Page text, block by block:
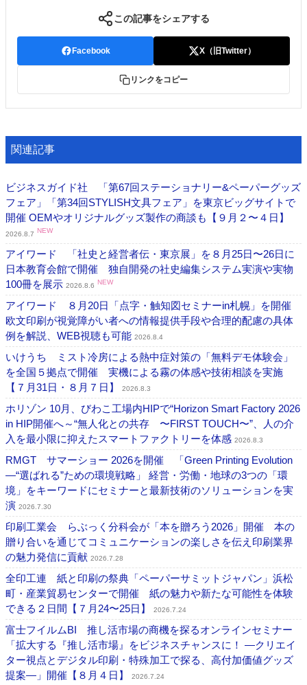
この記事をシェアする
Facebook X（旧Twitter）
リンクをコピー
関連記事
ビジネスガイド社 「第67回ステーショナリー&ペーパーグッズ
フェア」「第34回STYLISH文具フェア」を東京ビッグサイトで
開催 OEMやオリジナルグッズ製作の商談も【９月２〜４日】
2026.8.7 NEW
アイワード 「社史と経営者伝・東京展」を８月25日〜26日に
日本教育会館で開催 独自開発の社史編集システム実演や実物
100冊を展示 2026.8.6 NEW
アイワード ８月20日「点字・触知図セミナーin札幌」を開催
欧文印刷が視覚障がい者への情報提供手段や合理的配慮の具体
例を解説、WEB視聴も可能 2026.8.4
いけうち ミスト冷房による熱中症対策の「無料デモ体験会」
を全国５拠点で開催 実機による霧の体感や技術相談を実施
【７月31日・８月７日】
2026.8.3
ホリゾン 10月、びわこ工場内HIPで“Horizon Smart Factory 2026
in HIP開催へ～“無人化との共存 〜FIRST TOUCH〜”、人の介
入を最小限に抑えたスマートファクトリーを体感 2026.8.3
RMGT サマーショー 2026を開催 「Green Printing Evolution
―“選ばれる”ための環境戦略」 経営・労働・地球の3つの「環
境」をキーワードにセミナーと最新技術のソリューションを実
演 2026.7.30
印刷工業会 らぶっく分科会が「本を贈ろう2026」開催 本の
贈り合いを通じてコミュニケーションの楽しさを伝え印刷業界
の魅力発信に貢献 2026.7.28
全印工連 紙と印刷の祭典「ペーパーサミットジャパン」浜松
町・産業貿易センターで開催 紙の魅力や新たな可能性を体験
できる２日間【７月24〜25日】
2026.7.24
富士フイルムBI 推し活市場の商機を探るオンラインセミナー
「拡大する『推し活市場』をビジネスチャンスに！ ―クリエイ
ター視点とデジタル印刷・特殊加工で探る、高付加価値グッズ
提案―」開催【８月４日】
2026.7.24